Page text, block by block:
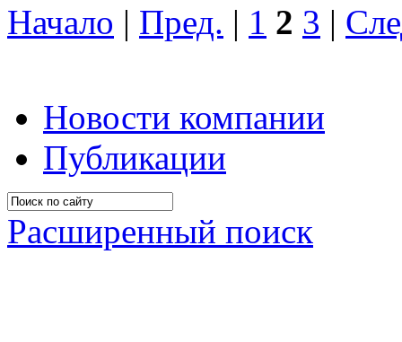
Начало | Пред. | 1 2 3 |
Новости компании
Публикации
Расширенный поиск